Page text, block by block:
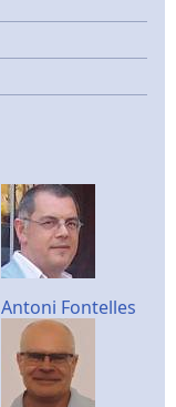
Antoni Fontelles